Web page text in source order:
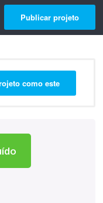
Publicar projeto
como este